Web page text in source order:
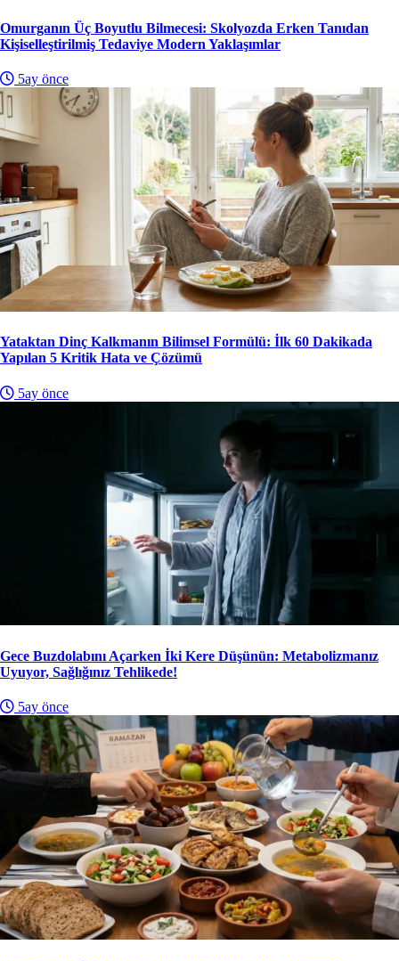
Omurganın Üç Boyutlu Bilmecesi: Skolyozda Erken Tanıdan
Kişiselleştirilmiş Tedaviye Modern Yaklaşımlar
5ay önce
Yataktan Dinç Kalkmanın Bilimsel Formülü: İlk 60 Dakikada
Yapılan 5 Kritik Hata ve Çözümü
5ay önce
Gece Buzdolabını Açarken İki Kere Düşünün: Metabolizmanız
Uyuyor, Sağlığınız Tehlikede!
5ay önce